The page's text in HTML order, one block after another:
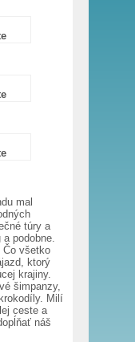
mal
túry a
podobne.
Čo všetko
ktorý
krajiny.
šimpanzy,
Milí
ceste a
náš